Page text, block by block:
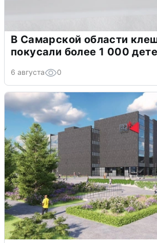
В Самарской области
покусали более 1 000
6 августа 0